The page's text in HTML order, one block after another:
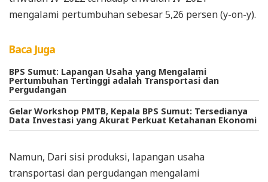
mengalami pertumbuhan sebesar 5,26 persen (y-on-y).
Baca Juga
BPS Sumut: Lapangan Usaha yang Mengalami
Pertumbuhan Tertinggi adalah Transportasi dan
Pergudangan
Gelar Workshop PMTB, Kepala BPS Sumut: Tersedianya
Data Investasi yang Akurat Perkuat Ketahanan Ekonomi
Namun, Dari sisi produksi, lapangan usaha
transportasi dan pergudangan mengalami